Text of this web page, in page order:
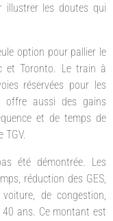
illustrer les doutes qui
option pour pallier le
et Toronto. Le train à
réservées pour les
offre aussi des gains
et de temps de
TGV.
été démontrée. Les
réduction des GES,
de congestion,
ans. Ce montant est